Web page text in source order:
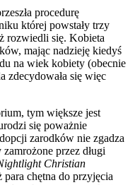
procedurę
której powstały trzy
rozwiedli się. Kobieta
mając nadzieję kiedyś
na wiek kobiety (obecnie
zdecydowała się więc
tym większe jest
się poważnie
zarodków nie zgadza
przez długi
Christian
para chętna do przyjęcia